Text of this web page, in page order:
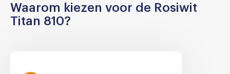
Waarom kiezen voor de Rosiwit
Titan 810?